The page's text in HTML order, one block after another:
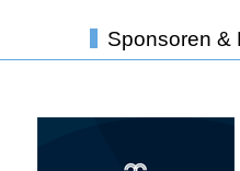
Sponsoren &